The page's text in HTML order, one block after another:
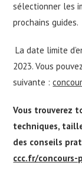
sélectionner les
prochains guides.
La date limite
2023. Vous
suivante :
Vous trouverez
techniques,
des conseils
ccc.fr/